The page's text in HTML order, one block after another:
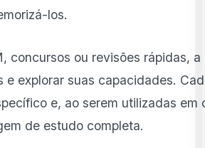
los.
concursos ou revisões rápidas,
e explorar suas capacidades.
e, ao serem utilizadas em
de estudo completa.